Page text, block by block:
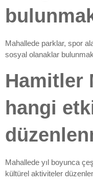
Mahallede parklar, spor
sosyal olanaklar
Hamitler
hangi
Mahallede yıl boyunca
kültürel aktiviteler